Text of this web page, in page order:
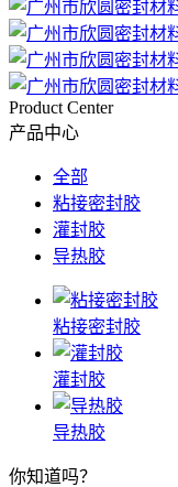
Product Center
产品中心
全部
粘接密封胶
灌封胶
导热胶
粘接密封胶
灌封胶
导热胶
你知道吗？